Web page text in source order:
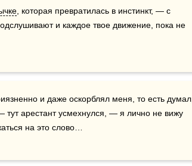
, которая превратилась в инстинкт, — с
и каждое твое движение, пока не
и даже оскорблял меня, то есть думал,
тут арестант усмехнулся, — я лично не вижу
на это слово…